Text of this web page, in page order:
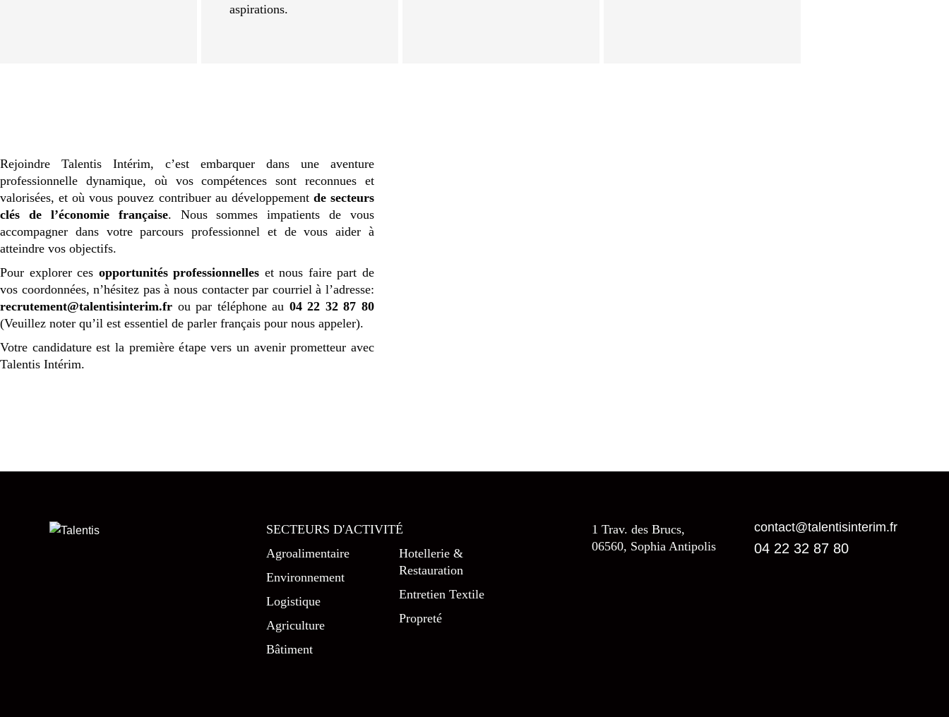
aspirations.
Rejoindre Talentis Intérim, c’est embarquer dans une aventure
professionnelle dynamique, où vos compétences sont reconnues et
valorisées, et où vous pouvez contribuer au développement de secteurs
clés de l’économie française. Nous sommes impatients de vous
accompagner dans votre parcours professionnel et de vous aider à
atteindre vos objectifs.
Pour explorer ces opportunités professionnelles et nous faire part de
vos coordonnées, n’hésitez pas à nous contacter par courriel à l’adresse:
recrutement@talentisinterim.fr ou par téléphone au 04 22 32 87 80
(Veuillez noter qu’il est essentiel de parler français pour nous appeler).
Votre candidature est la première étape vers un avenir prometteur avec
Talentis Intérim.
SECTEURS D'ACTIVITÉ
Agroalimentaire
Environnement
Logistique
Agriculture
Bâtiment
Hotellerie &
Restauration
Entretien Textile
Propreté
1 Trav. des Brucs,
06560, Sophia Antipolis
04 22 32 87 80
contact@talentisinterim.fr